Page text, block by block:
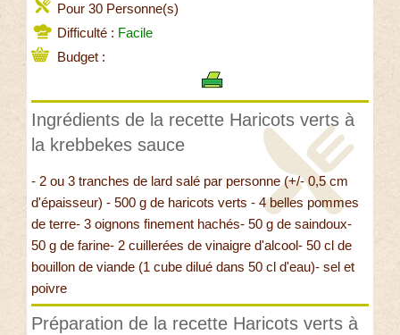
Pour 30 Personne(s)
Difficulté : Facile
Budget :
Ingrédients de la recette Haricots verts à
la krebbekes sauce
- 2 ou 3 tranches de lard salé par personne (+/- 0,5 cm
d'épaisseur) - 500 g de haricots verts - 4 belles pommes
de terre- 3 oignons finement hachés- 50 g de saindoux-
50 g de farine- 2 cuillerées de vinaigre d'alcool- 50 cl de
bouillon de viande (1 cube dilué dans 50 cl d'eau)- sel et
poivre
Préparation de la recette Haricots verts à